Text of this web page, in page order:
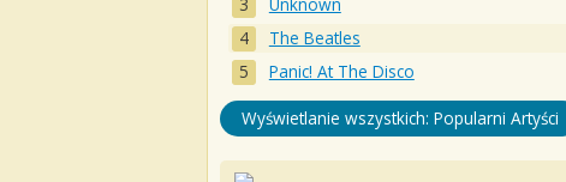
The Beatles
Panic! At The Disco
Wyświetlanie wszystkich: Popularni Artyści